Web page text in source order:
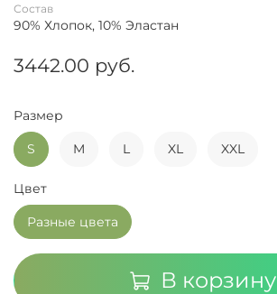
Состав
90% Хлопок, 10% Эластан
3442.00 руб.
В корзину
Размер
S M L XL XXL
Цвет
Разные цвета